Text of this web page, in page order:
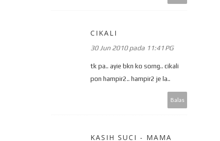
CIKALI
30 Jun 2010 pada 11:41 PG
tk pa.. ayie bkn ko sorng.. cikali
pon hampir2.. hampir2 je la..
Balas
KASIH SUCI - MAMA